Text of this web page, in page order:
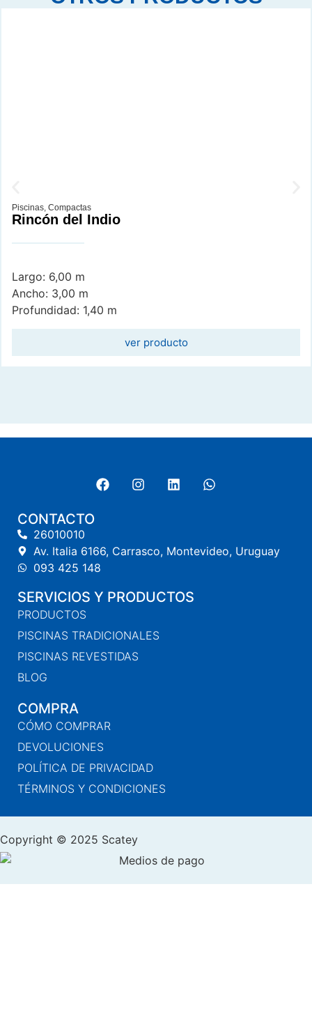
Piscinas Compactas
Rincón del Indio
Largo: 6,00 m
Ancho: 3,00 m
Profundidad: 1,40 m
ver producto
CONTACTO
26010010
Av. Italia 6166, Carrasco, Montevideo, Uruguay
093 425 148
SERVICIOS Y PRODUCTOS
PRODUCTOS
PISCINAS TRADICIONALES
PISCINAS REVESTIDAS
BLOG
COMPRA
CÓMO COMPRAR
DEVOLUCIONES
POLÍTICA DE PRIVACIDAD
TÉRMINOS Y CONDICIONES
Copyright © 2025 Scatey